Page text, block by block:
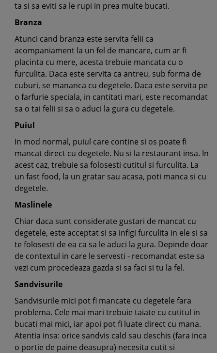
ta si sa eviti sa le rupi in prea multe bucati.
Branza
Atunci cand branza este servita felii ca
acompaniament la un fel de mancare, cum ar fi
placinta cu mere, acesta trebuie mancata cu o
furculita. Daca este servita ca antreu, sub forma de
cuburi, se mananca cu degetele. Daca este servita pe
o farfurie speciala, in cantitati mari, este recomandat
sa o tai felii si sa o aduci la gura cu degetele.
Puiul
In mod normal, puiul care contine si os poate fi
mancat direct cu degetele. Nu si la restaurant insa. In
acest caz, trebuie sa folosesti cutitul si furculita. La
un fast food, la un gratar sau acasa, poti manca si cu
degetele.
Maslinele
Chiar daca sunt considerate gustari de mancat cu
degetele, este acceptat si sa infigi furculita in ele si sa
te folosesti de ea ca sa le aduci la gura. Depinde doar
de contextul in care le servesti - recomandat este sa
vezi cum procedeaza gazda si sa faci si tu la fel.
Sandvisurile
Sandvisurile mici pot fi mancate cu degetele fara
problema. Cele mai mari trebuie taiate cu cutitul in
bucati mai mici, iar apoi pot fi luate direct cu mana.
Atentia insa: orice sandvis cald sau deschis (fara inca
o portie de paine deasupra) necesita cutit si